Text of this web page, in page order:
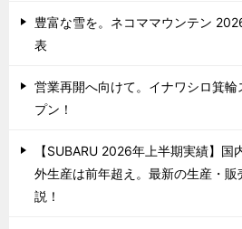
豊富な雪を。ネコママウンテン
表
営業再開へ向けて。イナワシロ箕
プン！
【SUBARU 2026年上半期実績】
外生産は前年超え。最新の生産・
説！